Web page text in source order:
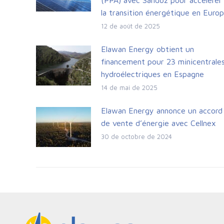
la transition énergétique en
12 de août de 2025
Elawan Energy obtient un
financement pour 23
hydroélectriques en Espagne
14 de mai de 2025
Elawan Energy annonce un accord
de vente d’énergie avec Cellnex
30 de octobre de 2024